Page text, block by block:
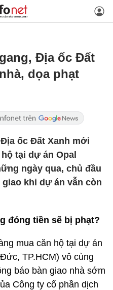
Địa ốc Đất
dọa phạt
ốc Đất Xanh mới
tại dự án Opal
ngày qua, chủ đầu
khi dự án vẫn còn
đóng tiền sẽ bị phạt?
mua căn hộ tại dự án
TP.HCM) vô cùng
báo bàn giao nhà sớm
Công ty cổ phần dịch